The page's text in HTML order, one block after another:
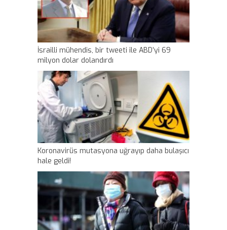
İsrailli mühendis, bir tweeti ile ABD’yi 69
milyon dolar dolandırdı
Koronavirüs mutasyona uğrayıp daha bulaşıcı
hale geldi!